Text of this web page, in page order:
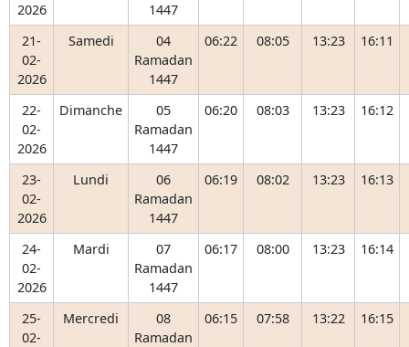
2026
1447
21-
02-
2026
Samedi
04
Ramadan
1447
06:22 08:05 13:23 16:11
22-
02-
2026
Dimanche
05
Ramadan
1447
06:20 08:03 13:23 16:12
23-
02-
2026
Lundi
06
Ramadan
1447
06:19 08:02 13:23 16:13
24-
02-
2026
Mardi
07
Ramadan
1447
06:17 08:00 13:23 16:14
25-
02-
Mercredi
08
Ramadan
06:15 07:58 13:22 16:15